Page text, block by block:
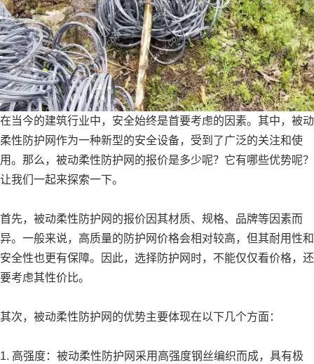
在当今的建筑行业中，安全始终是首要考虑的因素。其中，被动
柔性防护网作为一种新型的安全设备，受到了广泛的关注和使
用。那么，被动柔性防护网的报价是多少呢？它有哪些优势呢？
让我们一起来探索一下。
首先，被动柔性防护网的报价因其材质、规格、品牌等因素而
异。一般来说，高质量的防护网价格会相对较高，但其耐用性和
安全性也更有保障。因此，选择防护网时，不能仅仅看价格，还
要考虑其性价比。
其次，被动柔性防护网的优势主要体现在以下几个方面：
1. 高强度：被动柔性防护网采用高强度钢丝编织而成，具有极